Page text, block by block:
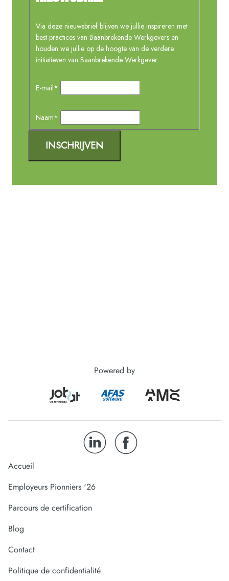
Powered by
Accueil
Employeurs Pionniers '26
Parcours de certification
Blog
Contact
Politique de confidentialité